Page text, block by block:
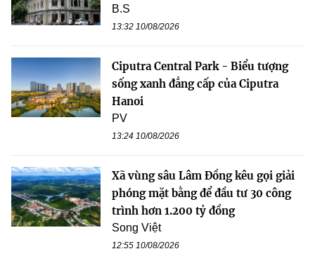
B.S
13:32 10/08/2026
Ciputra Central Park - Biểu tượng
sống xanh đẳng cấp của Ciputra
Hanoi
PV
13:24 10/08/2026
Xã vùng sâu Lâm Đồng kêu gọi giải
phóng mặt bằng để đầu tư 30 công
trình hơn 1.200 tỷ đồng
Song Việt
12:55 10/08/2026